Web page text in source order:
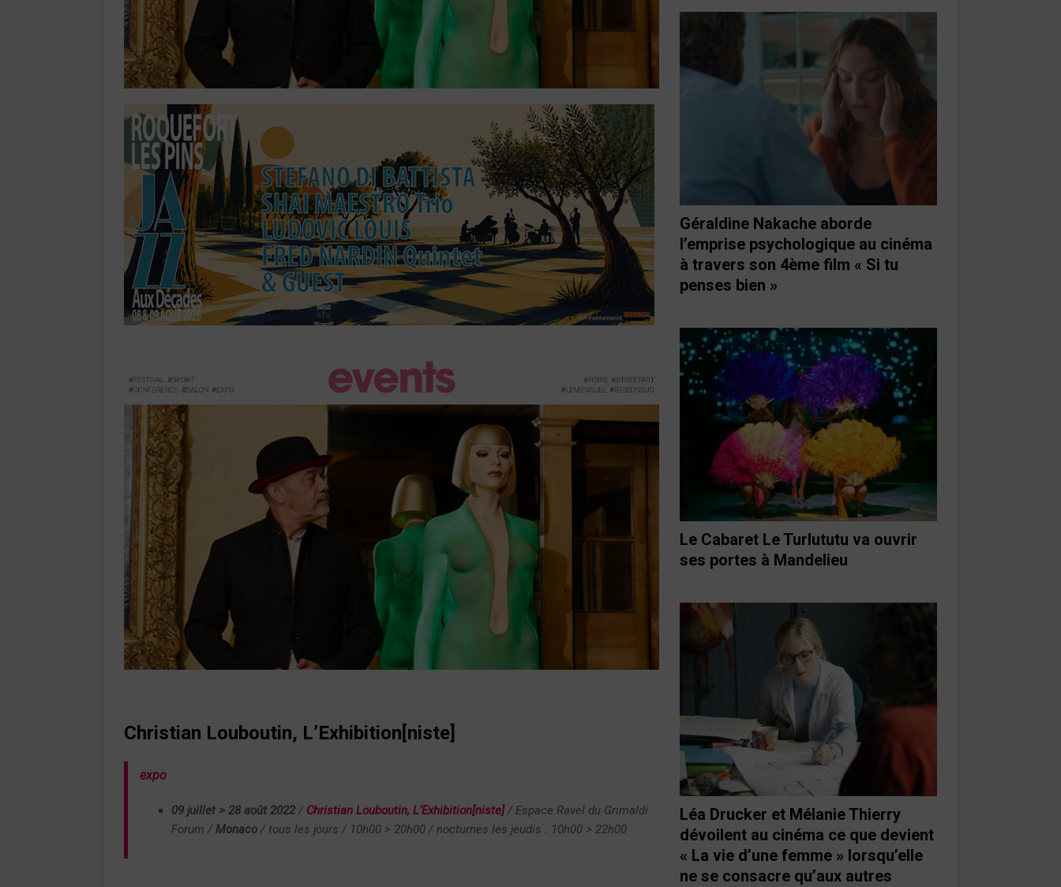
Christian Louboutin, L’Exhibition[niste]
expo
09 juillet > 28 août 2022 / Christian Louboutin, L’Exhibition[niste] / Espace Ravel du Grimaldi
Forum / Monaco / tous les jours / 10h00 > 20h00 / nocturnes les jeudis : 10h00 > 22h00
Géraldine Nakache aborde
l’emprise psychologique au cinéma
à travers son 4ème film « Si tu
penses bien »
Le Cabaret Le Turlututu va ouvrir
ses portes à Mandelieu
Léa Drucker et Mélanie Thierry
dévoilent au cinéma ce que devient
« La vie d’une femme » lorsqu’elle
ne se consacre qu’aux autres